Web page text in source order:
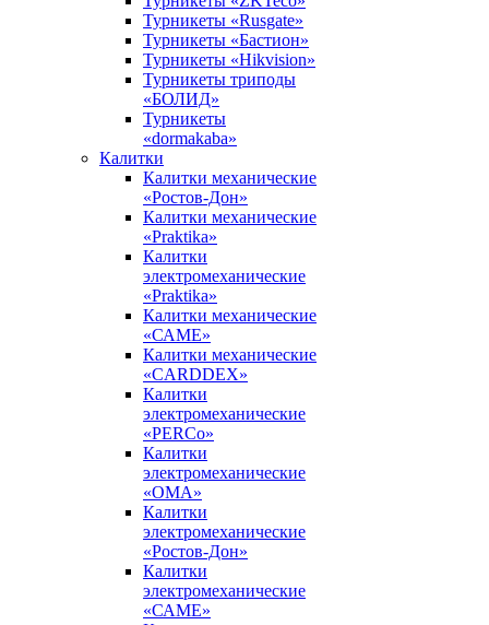
Турникеты «Rusgate»
Турникеты «Бастион»
Турникеты «Hikvision»
Турникеты триподы
«БОЛИД»
Турникеты
«dormakaba»
Калитки
Калитки механические
«Ростов-Дон»
Калитки механические
«Praktika»
Калитки
электромеханические
«Praktika»
Калитки механические
«САМЕ»
Калитки механические
«CARDDEX»
Калитки
электромеханические
«PERCo»
Калитки
электромеханические
«ОМА»
Калитки
электромеханические
«Ростов-Дон»
Калитки
электромеханические
«САМЕ»